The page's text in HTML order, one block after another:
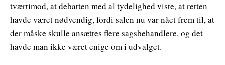
tværtimod, at debatten med al tydelighed viste, at retten
havde været nødvendig, fordi salen nu var nået frem til, at
der måske skulle ansættes flere sagsbehandlere, og det
havde man ikke været enige om i udvalget.